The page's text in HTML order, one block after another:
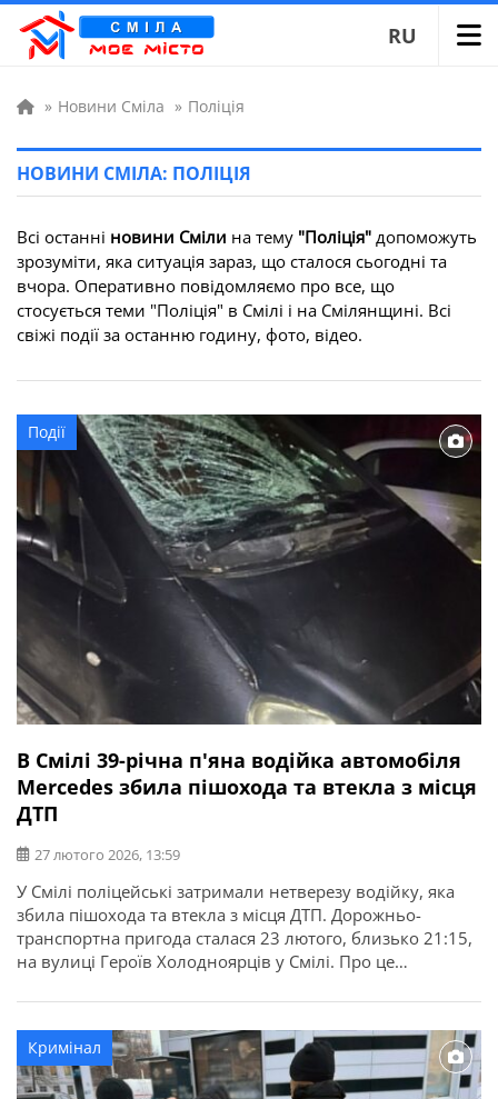
RU
» Новини Сміла » Поліція
НОВИНИ СМІЛА: ПОЛІЦІЯ
Всі останні новини Сміли на тему "Поліція" допоможуть
зрозуміти, яка ситуація зараз, що сталося сьогодні та
вчора. Оперативно повідомляємо про все, що
стосується теми "Поліція" в Смілі і на Смілянщині. Всі
свіжі події за останню годину, фото, відео.
Події
В Смілі 39-річна п'яна водійка автомобіля
Mercedes збила пішохода та втекла з місця
ДТП
27 лютого 2026, 13:59
У Смілі поліцейські затримали нетверезу водійку, яка
збила пішохода та втекла з місця ДТП. Дорожньо-
транспортна пригода сталася 23 лютого, близько 21:15,
на вулиці Героїв Холодноярців у Смілі. Про це
річна водійка автомобіля Mercedes-Benz не обрала
безпечної швидкості руху та допустила наїзд на
пішохода, який рухався по правому узбіччю дороги. […]
Кримінал